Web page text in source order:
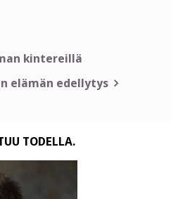
kintereillä
elämän edellytys
TODELLA.